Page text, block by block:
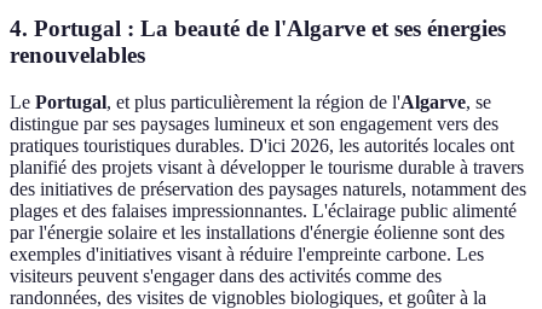
4. Portugal : La beauté de l'Algarve et ses énergies
renouvelables
Le Portugal, et plus particulièrement la région de l'Algarve, se
distingue par ses paysages lumineux et son engagement vers des
pratiques touristiques durables. D'ici 2026, les autorités locales ont
planifié des projets visant à développer le tourisme durable à travers
des initiatives de préservation des paysages naturels, notamment des
plages et des falaises impressionnantes. L'éclairage public alimenté
par l'énergie solaire et les installations d'énergie éolienne sont des
exemples d'initiatives visant à réduire l'empreinte carbone. Les
visiteurs peuvent s'engager dans des activités comme des
randonnées, des visites de vignobles biologiques, et goûter à la